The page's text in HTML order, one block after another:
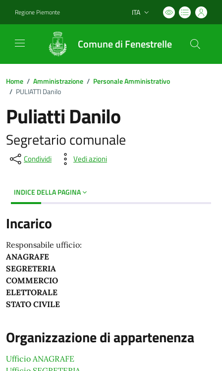
Regione Piemonte Lingua attiva:
ITA
Comune di Fenestrelle
Home / Amministrazione / Personale Amministrativo
/ PULIATTI Danilo
Puliatti Danilo
Segretario comunale
Condividi Vedi azioni
INDICE DELLA PAGINA
Incarico
Responsabile ufficio:
ANAGRAFE
SEGRETERIA
COMMERCIO
ELETTORALE
STATO CIVILE
Organizzazione di appartenenza
Ufficio ANAGRAFE